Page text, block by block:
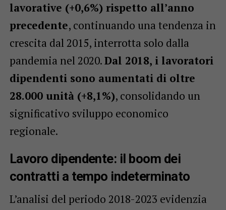
lavorative (+0,6%) rispetto all’anno
precedente, continuando una tendenza in
crescita dal 2015, interrotta solo dalla
pandemia nel 2020.Dal 2018, i lavoratori
dipendenti sono aumentati di oltre
28.000 unità (+8,1%), consolidando un
significativo sviluppo economico
regionale.
Lavoro dipendente: il boom dei
contratti a tempo indeterminato
L’analisi del periodo 2018-2023 evidenzia